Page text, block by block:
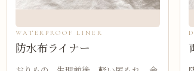
WATERPROOF LINER
防水布ライナー